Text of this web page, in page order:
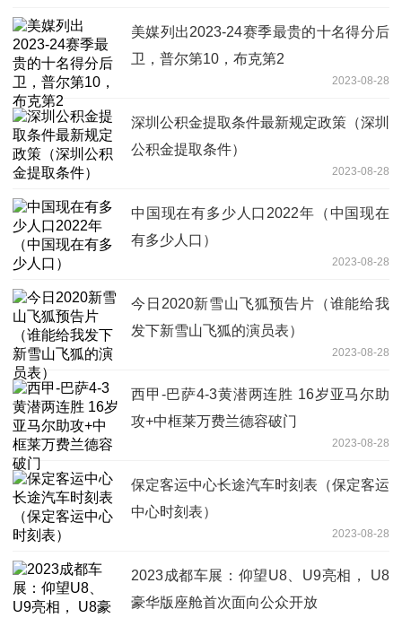
美媒列出2023-24赛季最贵的十名得分后
卫，普尔第10，布克第2
2023-08-28
深圳公积金提取条件最新规定政策（深圳
公积金提取条件）
2023-08-28
中国现在有多少人口2022年（中国现在
有多少人口）
2023-08-28
今日2020新雪山飞狐预告片（谁能给我
发下新雪山飞狐的演员表）
2023-08-28
西甲-巴萨4-3黄潜两连胜 16岁亚马尔助
攻+中框莱万费兰德容破门
2023-08-28
保定客运中心长途汽车时刻表（保定客运
中心时刻表）
2023-08-28
2023成都车展：仰望U8、U9亮相， U8
豪华版座舱首次面向公众开放